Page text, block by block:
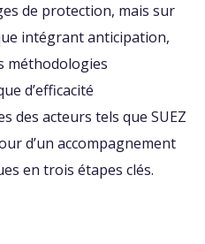
de protection, mais sur
intégrant anticipation,
méthodologies
d’efficacité
des acteurs tels que SUEZ
d’un accompagnement
en trois étapes clés.